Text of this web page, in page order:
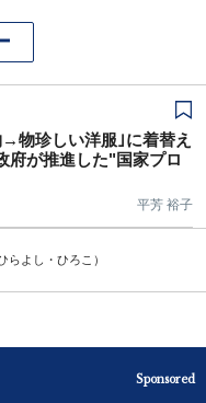
物珍しい洋服｣に着替え
府が推進した"国家プロ
平芳 裕子
らよし・ひろこ）
Sponsored